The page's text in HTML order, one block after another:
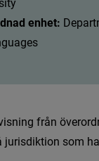
enhet:
isning från överord
jurisdiktion som ha